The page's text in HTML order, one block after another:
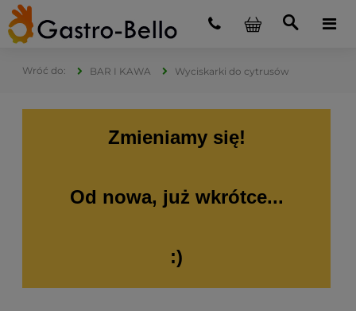
BAR I KAWA Wyciskarki do cytrusów
Zmieniamy się!
Od nowa, już wkrótce...
:)